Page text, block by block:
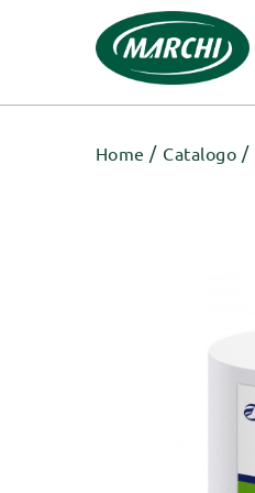
Home Catalogo